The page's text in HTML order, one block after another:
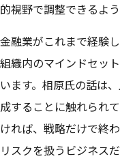
的視野で調整できるよ
金融業がこれまで経験
組織内のマインドセッ
います。相原氏の話は
成することに触れられ
ければ、戦略だけで終
リスクを扱うビジネス